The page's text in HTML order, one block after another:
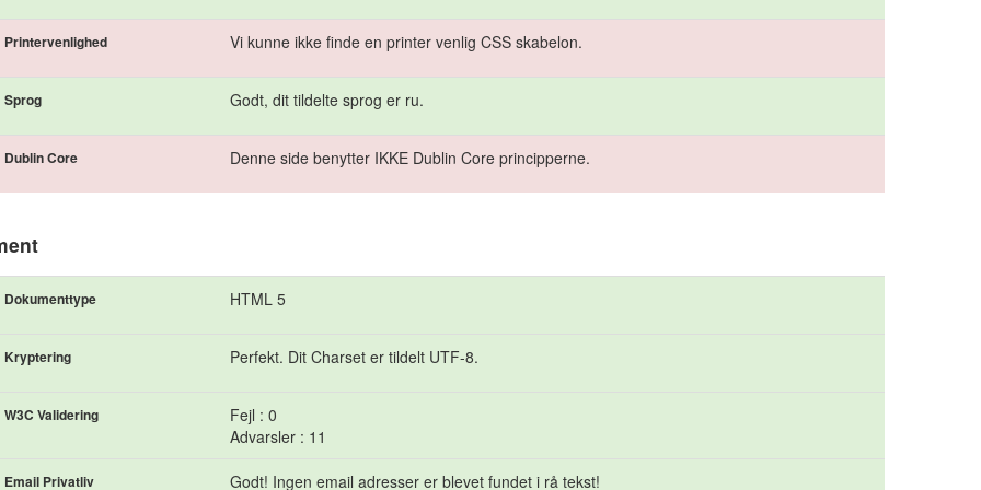
Printervenlighed Vi kunne ikke finde en printer venlig CSS skabelon.
Sprog Godt, dit tildelte sprog er ru.
Dublin Core Denne side benytter IKKE Dublin Core principperne.
Dokumenttype HTML 5
Kryptering Perfekt. Dit Charset er tildelt UTF-8.
W3C Validering
Fejl : 0
Advarsler : 11
Email Privatliv Godt! Ingen email adresser er blevet fundet i rå tekst!